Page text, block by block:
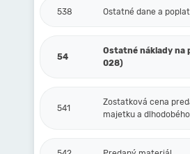
538 Ostatné dane a
54
Ostatné náklady na
028)
541
Zostatková cena
majetku a